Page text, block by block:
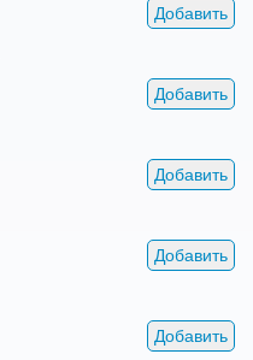
Добавить
Добавить
Добавить
Добавить
Добавить